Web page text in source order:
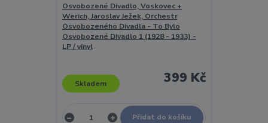
Osvobozené Divadlo, Voskovec +
Werich, Jaroslav Ježek, Orchestr
Osvobozeného Divadla - To Bylo
Osvobozené Divadlo 1 (1928 - 1933) -
LP / vinyl
399 Kč
Skladem
Přidat do košíku